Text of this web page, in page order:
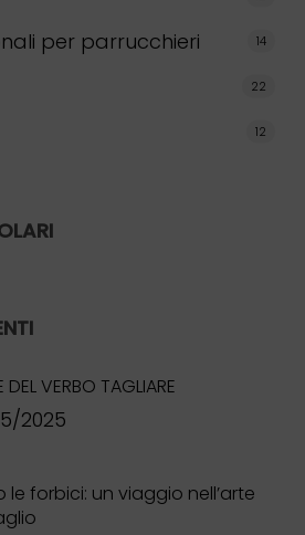
per parrucchieri 14
22
12
VERBO TAGLIARE
2025
le forbici: un viaggio nell’arte